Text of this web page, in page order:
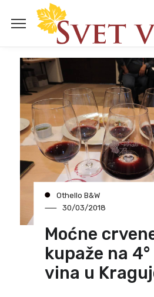
Othello B&W
30/03/2018
Moćne
kupaže na
vina u